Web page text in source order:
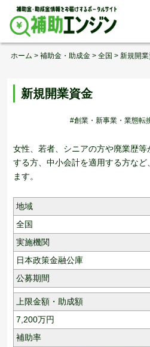
Skip
content
ホーム > 補助金・助成金 > 全国 > 新規開
新規開業資金
#創業・新事業・業態転
女性、若者、シニアの方や廃業歴
する方、中小会計を適用する方な
ます。
地域
全国
実施機関
日本政策金融公庫
公募期間
上限金額・助成額
7,200万円
補助率